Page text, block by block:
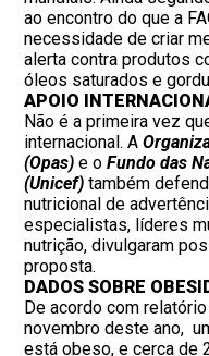
ao encontro do que a
necessidade de criar
alerta contra produtos
óleos saturados e
APOIO
Não é a primeira vez
internacional. A
(Opas) e oFundo das
(Unicef) também
nutricional de
especialistas, líderes
nutrição, divulgaram
proposta.
DADOS SOBRE
De acordo com
novembro deste ano,
está obeso, e cerca de